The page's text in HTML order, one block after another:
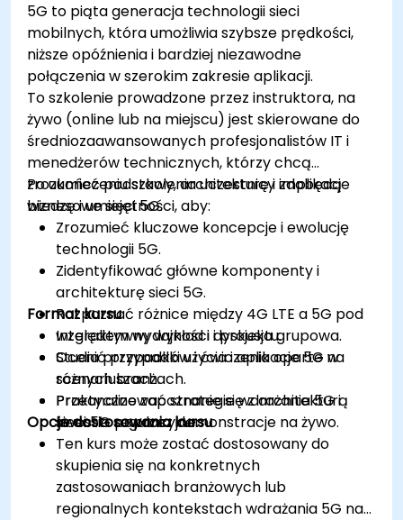
5G to piąta generacja technologii sieci
mobilnych, która umożliwia szybsze prędkości,
niższe opóźnienia i bardziej niezawodne
połączenia w szerokim zakresie aplikacji.
To szkolenie prowadzone przez instruktora, na
żywo (online lub na miejscu) jest skierowane do
średniozaawansowanych profesjonalistów IT i
menedżerów technicznych, którzy chcą
zrozumieć podstawy, architekturę i implikacje
biznesowe sieci 5G.
Po ukończeniu szkolenia uczestnicy zdobędą
wiedzę i umiejętności, aby:
Zrozumieć kluczowe koncepcje i ewolucję
technologii 5G.
Zidentyfikować główne komponenty i
architekturę sieci 5G.
Rozpoznać różnice między 4G LTE a 5G pod
względem wydajności i projektu.
Ocenić przypadki użycia i aplikacje 5G w
różnych branżach.
Przeanalizować strategie wdrażania 5G i
kwestie regulacyjne.
Format kursu
Interaktywny wykład i dyskusja grupowa.
Studia przypadków i ćwiczenia oparte na
scenariuszach.
Praktyczne zapoznanie się z architekturą
sieci 5G poprzez demonstracje na żywo.
Opcje dostosowania kursu
Ten kurs może zostać dostosowany do
skupienia się na konkretnych
zastosowaniach branżowych lub
regionalnych kontekstach wdrażania 5G na